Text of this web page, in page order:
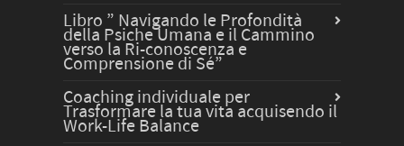
Libro ” Navigando le Profondità
della Psiche Umana e il Cammino
verso la Ri-conoscenza e
Comprensione di Sé”
Coaching individuale per
Trasformare la tua vita acquisendo il
Work-Life Balance